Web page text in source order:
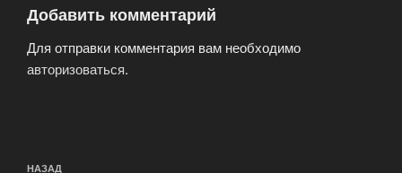
Добавить комментарий
Для отправки комментария вам необходимо
авторизоваться.
НАЗАД